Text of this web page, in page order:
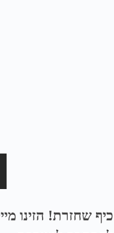
כיף שחזרת! הזינו